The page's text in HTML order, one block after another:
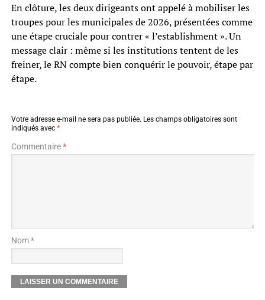
En clôture, les deux dirigeants ont appelé à mobiliser les
troupes pour les municipales de 2026, présentées comme
une étape cruciale pour contrer « l’establishment ». Un
message clair : même si les institutions tentent de les
freiner, le RN compte bien conquérir le pouvoir, étape par
étape.
Votre adresse e-mail ne sera pas publiée. Les champs obligatoires sont
indiqués avec *
Commentaire*
Nom *